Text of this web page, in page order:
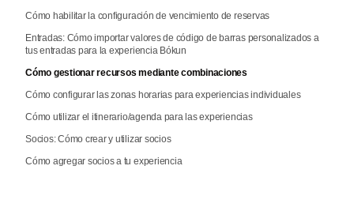
Cómo habilitar la configuración de vencimiento de reservas
Entradas: Cómo importar valores de código de barras personalizados a
tus entradas para la experiencia Bókun
Cómo gestionar recursos mediante combinaciones
Cómo configurar las zonas horarias para experiencias individuales
Cómo utilizar el itinerario/agenda para las experiencias
Socios: Cómo crear y utilizar socios
Cómo agregar socios a tu experiencia